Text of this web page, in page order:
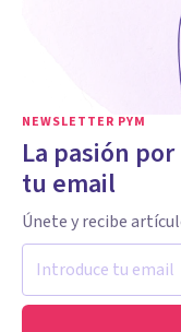
NEWSLETTER PYM
La pasión
tu email
Únete y recibe